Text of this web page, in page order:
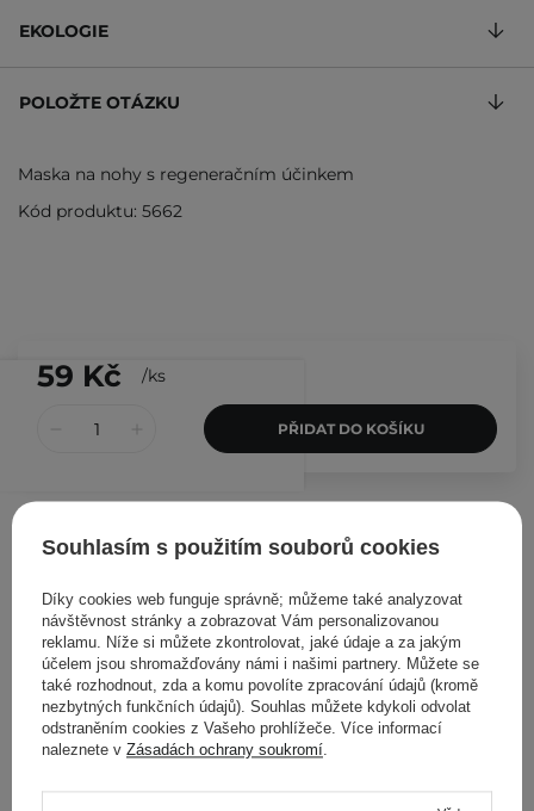
59 Kč /ks
PŘIDAT DO KOŠÍKU
EKOLOGIE
POLOŽTE OTÁZKU
Maska na nohy s regeneračním účinkem
Kód produktu: 5662
Souhlasím s použitím souborů cookies
Díky cookies web funguje správně; můžeme také analyzovat
návštěvnost stránky a zobrazovat Vám personalizovanou
reklamu. Níže si můžete zkontrolovat, jaké údaje a za jakým
účelem jsou shromažďovány námi i našimi partnery. Můžete se
také rozhodnout, zda a komu povolíte zpracování údajů (kromě
nezbytných funkčních údajů). Souhlas můžete kdykoli odvolat
odstraněním cookies z Vašeho prohlížeče. Více informací
naleznete v Zásadách ochrany soukromí